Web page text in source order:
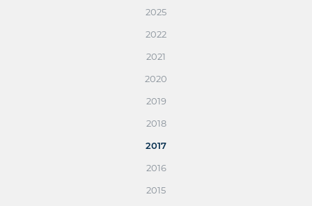
2025
2022
2021
2020
2019
2018
2017
2016
2015